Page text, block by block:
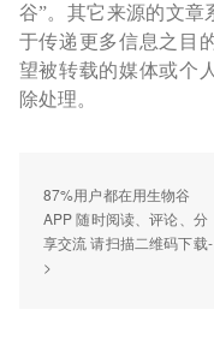
谷”。其它来源的文章
于传递更多信息之目
望被转载的媒体或个
除处理。
87%用户都在用生物谷
APP 随时阅读、评论、分
享交流 请扫描二维码下载-
>